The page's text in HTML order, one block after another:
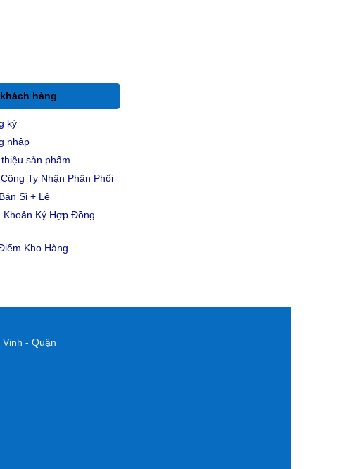
hàng
ký
nhập
sản phẩm
Ty Nhận Phân Phối
Sỉ + Lẻ
Khoản Ký Hợp Đồng
Kho Hàng
- Quận